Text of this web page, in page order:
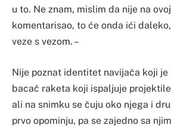
u to. Ne znam, mislim da nije na
komentarisao, to će onda ići
veze s vezom. –
Nije poznat identitet navijača koji je
bacač raketa koji ispaljuje
ali na snimku se čuju oko njega i
prvo opominju, pa se zajedno sa